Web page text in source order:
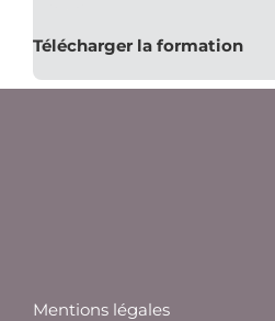
Télécharger la formation
Mentions légales